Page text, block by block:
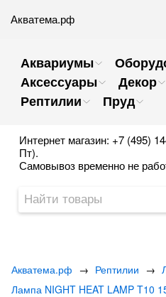
Акватема.рф
Аквариумы
Аксессуары
Декор
Рептилии
Пруд
Интернет магазин: +7 (495)
Пт).
Самовывоз временно не
Акватема.рф → Рептилии →
Лампа NIGHT HEAT LAMP T10